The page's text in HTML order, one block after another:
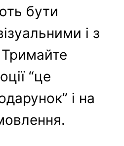
бути
і з
Тримайте
“це
і на